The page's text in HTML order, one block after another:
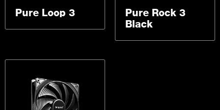
Pure Loop 3
Pure Rock 3
Black